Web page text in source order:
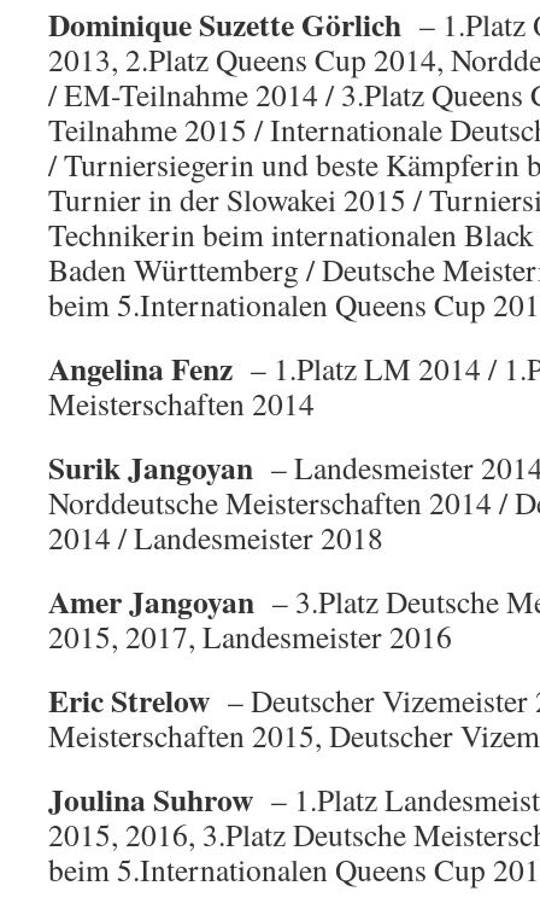
Dominique Suzette Görlich – 1.Platz
2013, 2.Platz Queens Cup 2014,
/ EM-Teilnahme 2014 / 3.Platz
Teilnahme 2015 / Internationale
/ Turniersiegerin und beste Kämpferin
Turnier in der Slowakei 2015 /
Technikerin beim internationalen
Baden Württemberg / Deutsche
beim 5.Internationalen Queens Cup
Angelina Fenz – 1.Platz LM 2014 /
Meisterschaften 2014
Surik Jangoyan – Landesmeister
Norddeutsche Meisterschaften 2014 /
2014 / Landesmeister 2018
Amer Jangoyan – 3.Platz Deutsche
2015, 2017, Landesmeister 2016
Eric Strelow – Deutscher Vizemeister
Meisterschaften 2015, Deutscher
Joulina Suhrow – 1.Platz
2015, 2016, 3.Platz Deutsche
beim 5.Internationalen Queens Cup